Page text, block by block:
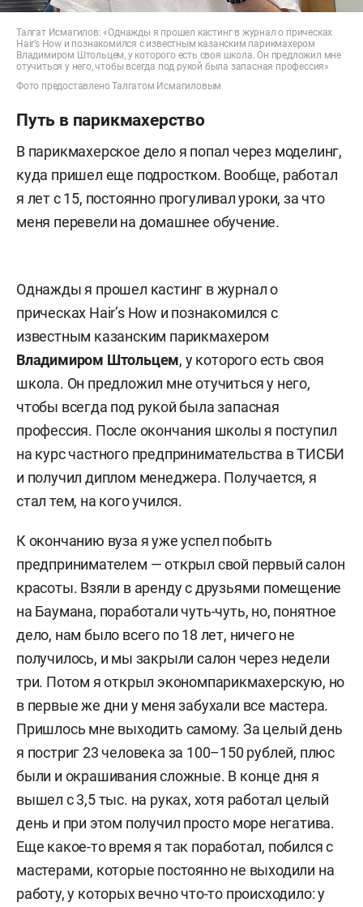
Талгат Исмагилов: «Однажды я прошел кастинг в журнал о прическах
Hair’s How и познакомился с известным казанским парикмахером
Владимиром Штольцем, у которого есть своя школа. Он предложил мне
отучиться у него, чтобы всегда под рукой была запасная профессия»
Фото предоставлено Талгатом Исмагиловым
Путь в парикмахерство
В парикмахерское дело я попал через моделинг,
куда пришел еще подростком. Вообще, работал
я лет с 15, постоянно прогуливал уроки, за что
меня перевели на домашнее обучение.
Однажды я прошел кастинг в журнал о
прическах Hair’s How и познакомился с
известным казанским парикмахером
Владимиром Штольцем, у которого есть своя
школа. Он предложил мне отучиться у него,
чтобы всегда под рукой была запасная
профессия. После окончания школы я поступил
на курс частного предпринимательства в ТИСБИ
и получил диплом менеджера. Получается, я
стал тем, на кого учился.
К окончанию вуза я уже успел побыть
предпринимателем — открыл свой первый салон
красоты. Взяли в аренду с друзьями помещение
на Баумана, поработали чуть-чуть, но, понятное
дело, нам было всего по 18 лет, ничего не
получилось, и мы закрыли салон через недели
три. Потом я открыл экономпарикмахерскую, но
в первые же дни у меня забухали все мастера.
Пришлось мне выходить самому. За целый день
я постриг 23 человека за 100–150 рублей, плюс
были и окрашивания сложные. В конце дня я
вышел с 3,5 тыс. на руках, хотя работал целый
день и при этом получил просто море негатива.
Еще какое-то время я так поработал, побился с
мастерами, которые постоянно не выходили на
работу, у которых вечно что-то происходило: у